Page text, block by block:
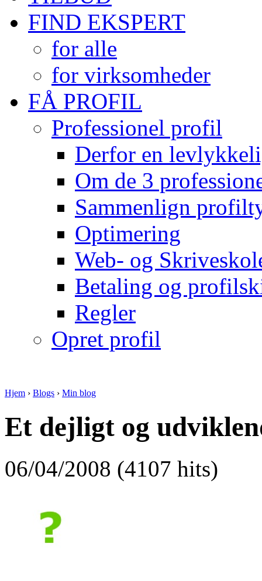
FIND EKSPERT
for alle
for virksomheder
FÅ PROFIL
Professionel profil
Derfor en
Om de 3
Sammenlign
Optimering
Web- og
Betaling og
Regler
Opret profil
Hjem › Blogs › Min blog
Et dejligt og
06/04/2008 (4107 hits)